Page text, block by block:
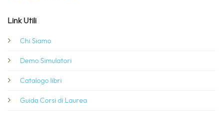
Link Utili
Chi Siamo
Demo Simulatori
Catalogo libri
Guida Corsi di Laurea